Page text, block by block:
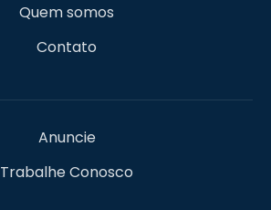
Quem somos
Contato
Anuncie
Trabalhe Conosco